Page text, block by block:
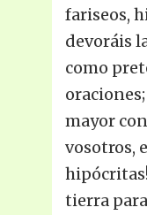
fariseos,
devoráis
como
mayor
vosotros,
tierra